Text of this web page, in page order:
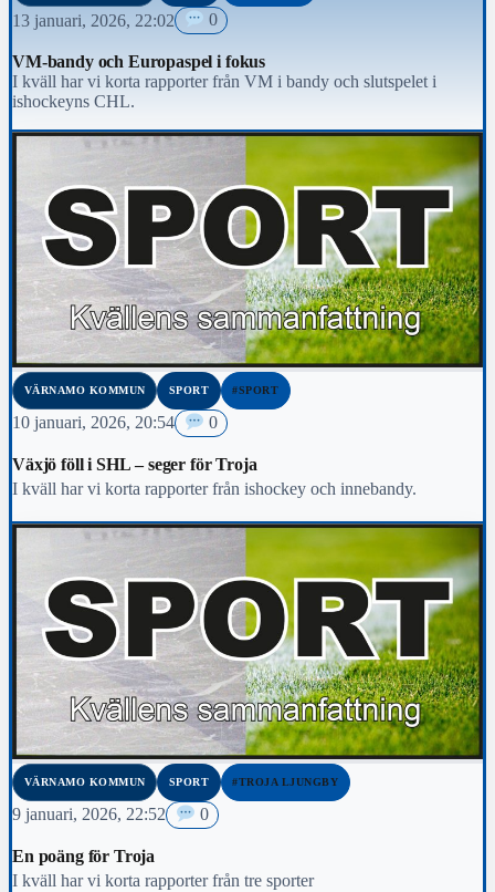
13 januari, 2026, 22:02 0
VM-bandy och Europaspel i fokus
I kväll har vi korta rapporter från VM i bandy och slutspelet i
ishockeyns CHL.
VÄRNAMO KOMMUN SPORT #SPORT
10 januari, 2026, 20:54 0
Växjö föll i SHL – seger för Troja
I kväll har vi korta rapporter från ishockey och innebandy.
VÄRNAMO KOMMUN SPORT #TROJA LJUNGBY
9 januari, 2026, 22:52 0
En poäng för Troja
I kväll har vi korta rapporter från tre sporter